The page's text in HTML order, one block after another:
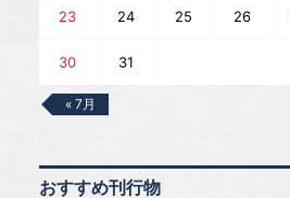
23 24 25 26
30 31
« 7月
おすすめ刊行物